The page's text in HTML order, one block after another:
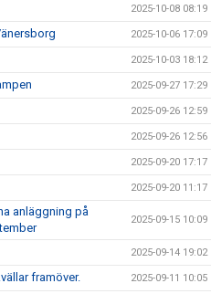
2025-10-08 08:19
2025-10-06 17:09
2025-10-03 18:12
2025-09-27 17:29
2025-09-26 12:59
2025-09-26 12:56
2025-09-20 17:17
2025-09-20 11:17
anläggning på
2025-09-15 10:09
2025-09-14 19:02
framöver. 2025-09-11 10:05